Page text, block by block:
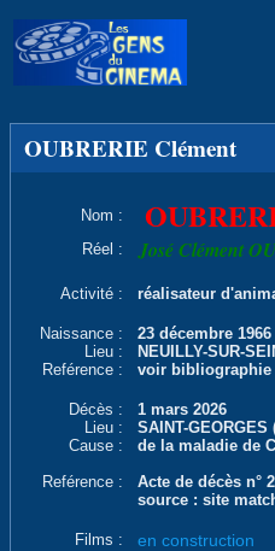
OUBRERIE Clément
Nom :
Réel : José Clément
Activité : réalisateur
Naissance :
23 décembre 1966
Lieu :
NEUILLY-SUR-
Reférence :
voir bibliographie
Décès :
1 mars 2026
Lieu :
SAINT-GEORGES
Cause :
de la maladie de
Reférence :
Acte de décès n°
source : site
Films : en construction